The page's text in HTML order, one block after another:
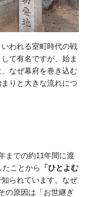
われる室町時代の戦
て有名ですが、始ま
なぜ幕府を巻き込む
りと大きな流れにつ
までの約11年間に渡
ことから
「ひとよむ
られています。なぜ
の原因は「お世継ぎ